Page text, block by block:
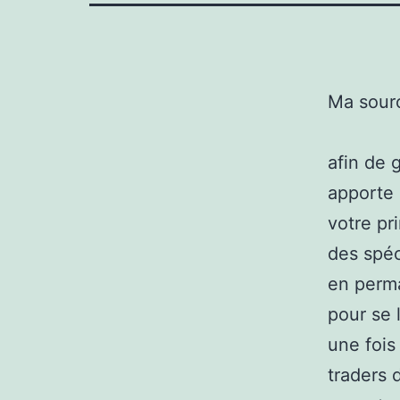
Ma
afin de
apporte
votre
des
en
pour se
une fois
traders